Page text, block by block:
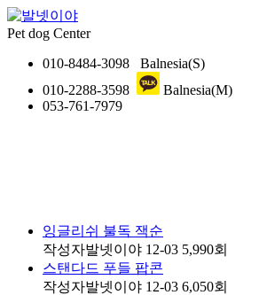
Pet dog Center
010-8484-3098
Balnesia(S)
010-2288-3598
Balnesia(M)
053-761-7979
잉글리쉬 불독 잭순
작성자발넷이야 12-03 5,990회
스탠다드 푸들 팝콘
작성자발넷이야 12-03 6,050회